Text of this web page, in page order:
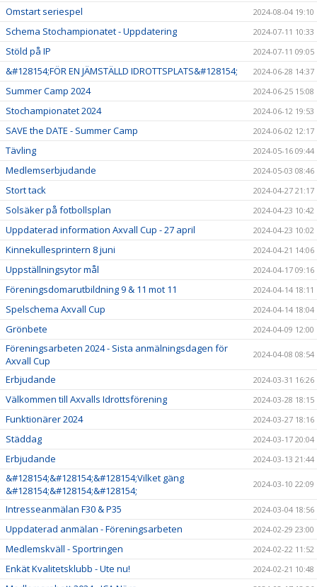
Omstart seriespel 2024-08-04 19:10
Schema Stochampionatet - Uppdatering 2024-07-11 10:33
Stöld på IP 2024-07-11 09:05
&#128154;FÖR EN JÄMSTÄLLD IDROTTSPLATS&#128154; 2024-06-28 14:37
Summer Camp 2024 2024-06-25 15:08
Stochampionatet 2024 2024-06-12 19:53
SAVE the DATE - Summer Camp 2024-06-02 12:17
Tävling 2024-05-16 09:44
Medlemserbjudande 2024-05-03 08:46
Stort tack 2024-04-27 21:17
Solsäker på fotbollsplan 2024-04-23 10:42
Uppdaterad information Axvall Cup - 27 april 2024-04-23 10:02
Kinnekullesprintern 8 juni 2024-04-21 14:06
Uppställningsytor mål 2024-04-17 09:16
Föreningsdomarutbildning 9 & 11 mot 11 2024-04-14 18:11
Spelschema Axvall Cup 2024-04-14 18:04
Grönbete 2024-04-09 12:00
Föreningsarbeten 2024 - Sista anmälningsdagen för
Axvall Cup
2024-04-08 08:54
Erbjudande 2024-03-31 16:26
Välkommen till Axvalls Idrottsförening 2024-03-28 18:15
Funktionärer 2024 2024-03-27 18:16
Städdag 2024-03-17 20:04
Erbjudande 2024-03-13 21:44
&#128154;&#128154;&#128154;Vilket gäng
&#128154;&#128154;&#128154;
2024-03-10 22:09
Intresseanmälan F30 & P35 2024-03-04 18:56
Uppdaterad anmälan - Föreningsarbeten 2024-02-29 23:00
Medlemskväll - Sportringen 2024-02-22 11:52
Enkät Kvalitetsklubb - Ute nu! 2024-02-21 10:48